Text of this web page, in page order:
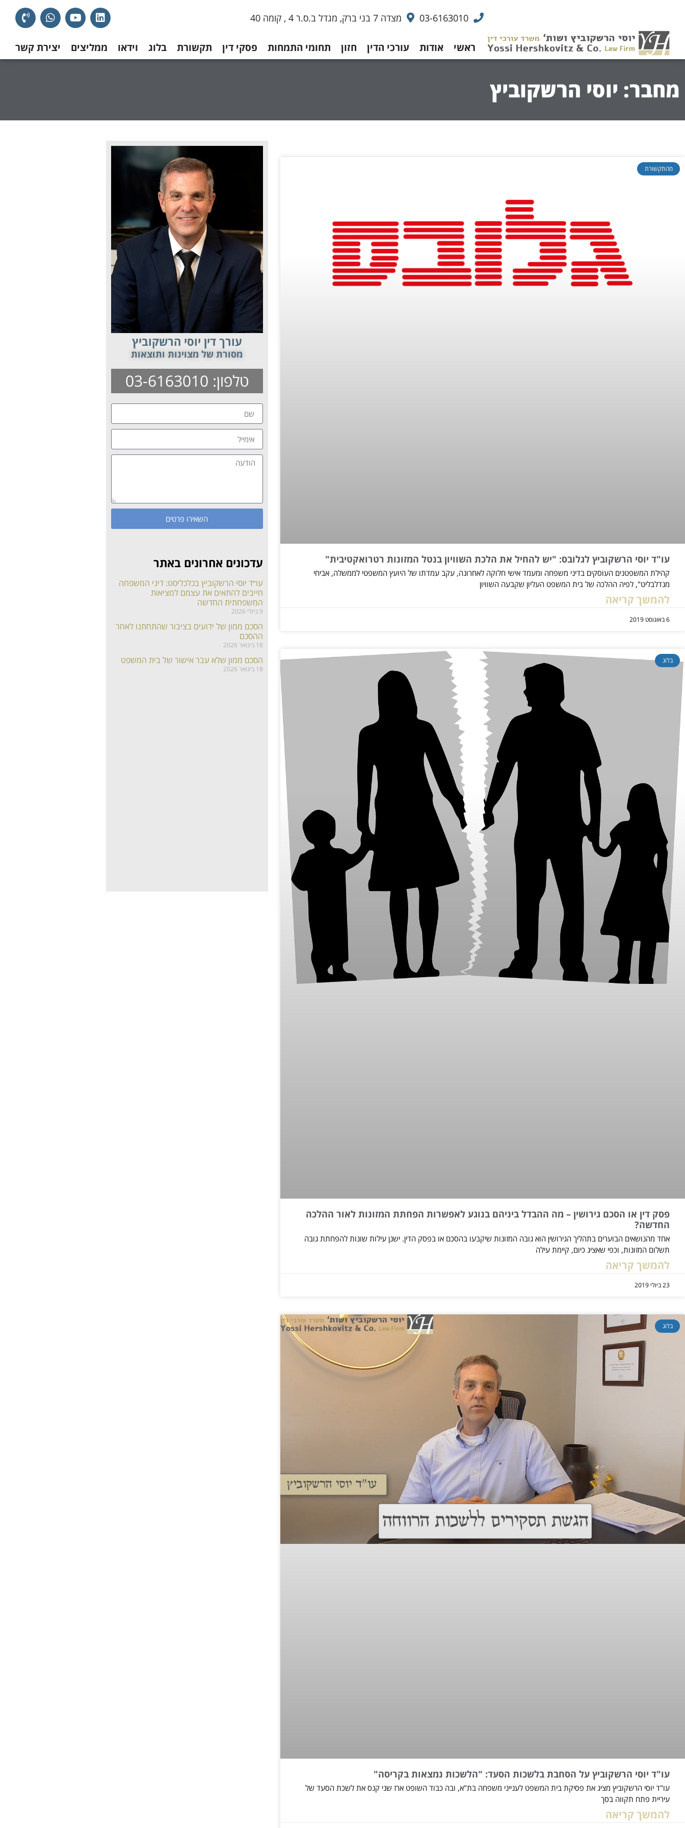
03-6163010 מצדה 7 בני ברק, מגדל ב.ס.ר 4 , קומה 40
ראשי אודות עורכי הדין חזון תחומי התמחות פסקי דין תקשורת בלוג וידאו ממליצים יצירת קשר
מחבר: יוסי הרשקוביץ
מהתקשורת
עו"ד יוסי הרשקוביץ לגלובס: "יש להחיל את הלכת השוויון בנטל המזונות רטרואקטיבית"
קהילת המשפטנים העוסקים בדיני משפחה ומעמד אישי חלוקה לאחרונה, עקב עמדתו של היועץ המשפטי לממשלה, אביחי
מנדלבליט", לפיה ההלכה של בית המשפט העליון שקבעה השוויון
להמשך קריאה
6 באוגוסט 2019
בלוג
פסק דין או הסכם גירושין – מה ההבדל ביניהם בנוגע לאפשרות הפחתת המזונות לאור ההלכה
החדשה?
אחד מהנושאים הבוערים בתהליך הגירושין הוא גובה המזונות שיקבעו בהסכם או בפסק הדין. ישנן עילות שונות להפחתת גובה
תשלום המזונות, וכפי שאציג כיום, קיימת עילה
להמשך קריאה
23 ביולי 2019
בלוג
עו"ד יוסי הרשקוביץ על הסחבת בלשכות הסעד: "הלשכות נמצאות בקריסה"
עו"ד יוסי הרשקוביץ מציג את פסיקת בית המשפט לענייני משפחה בת"א, ובה כבוד השופט ארז שני קנס את לשכת הסעד של
עיריית פתח תקווה בסך
להמשך קריאה
עורך דין יוסי הרשקוביץ
מסורת של מצוינות ותוצאות
טלפון: 03-6163010
השאירו פרטים
עדכונים אחרונים באתר
עו״ד יוסי הרשקוביץ בכלכליסט: דיני המשפחה
חייבים להתאים את עצמם למציאות
המשפחתית החדשה
9 ביולי 2026
הסכם ממון של ידועים בציבור שהתחתנו לאחר
ההסכם
18 בינואר 2026
הסכם ממון שלא עבר אישור של בית המשפט
18 בינואר 2026